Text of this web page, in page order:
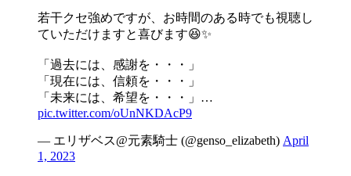
若干クセ強めですが、お時間のある時でも視聴し
ていただけますと喜びます😆✨
「過去には、感謝を・・・」
「現在には、信頼を・・・」
「未来には、希望を・・・」…
pic.twitter.com/oUnNKDAcP9
— エリザベス@元素騎士 (@genso_elizabeth) April
1, 2023